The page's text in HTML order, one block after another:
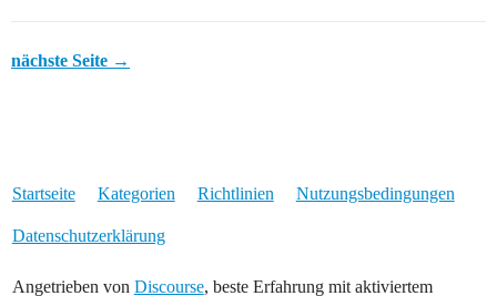
nächste Seite →
Startseite Kategorien Richtlinien Nutzungsbedingungen
Datenschutzerklärung
Angetrieben von Discourse, beste Erfahrung mit aktiviertem